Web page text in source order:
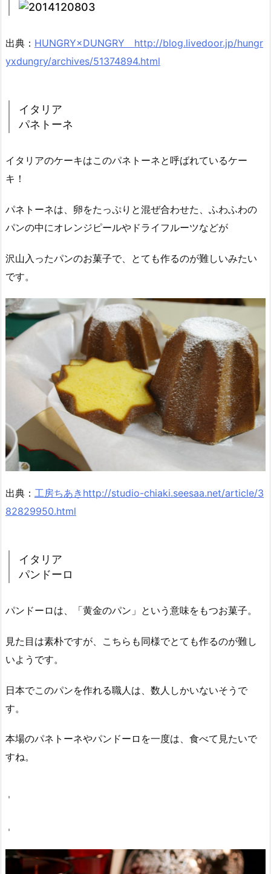
出典： HUNGRY×DUNGRY http://blog.livedoor.jp/hungr
yxdungry/archives/51374894.html
イタリア
パネトーネ
イタリアのケーキはこのパネトーネと呼ばれているケー
キ！
パネトーネは、卵をたっぷりと混ぜ合わせた、ふわふわの
パンの中にオレンジピールやドライフルーツなどが
沢山入ったパンのお菓子で、とても作るのが難しいみたい
です。
出典： 工房ちあきhttp://studio-chiaki.seesaa.net/article/3
82829950.html
イタリア
パンドーロ
パンドーロは、「黄金のパン」という意味をもつお菓子。
見た目は素朴ですが、こちらも同様でとても作るのが難し
いようです。
日本でこのパンを作れる職人は、数人しかいないそうで
す。
本場のパネトーネやパンドーロを一度は、食べて見たいで
すね。